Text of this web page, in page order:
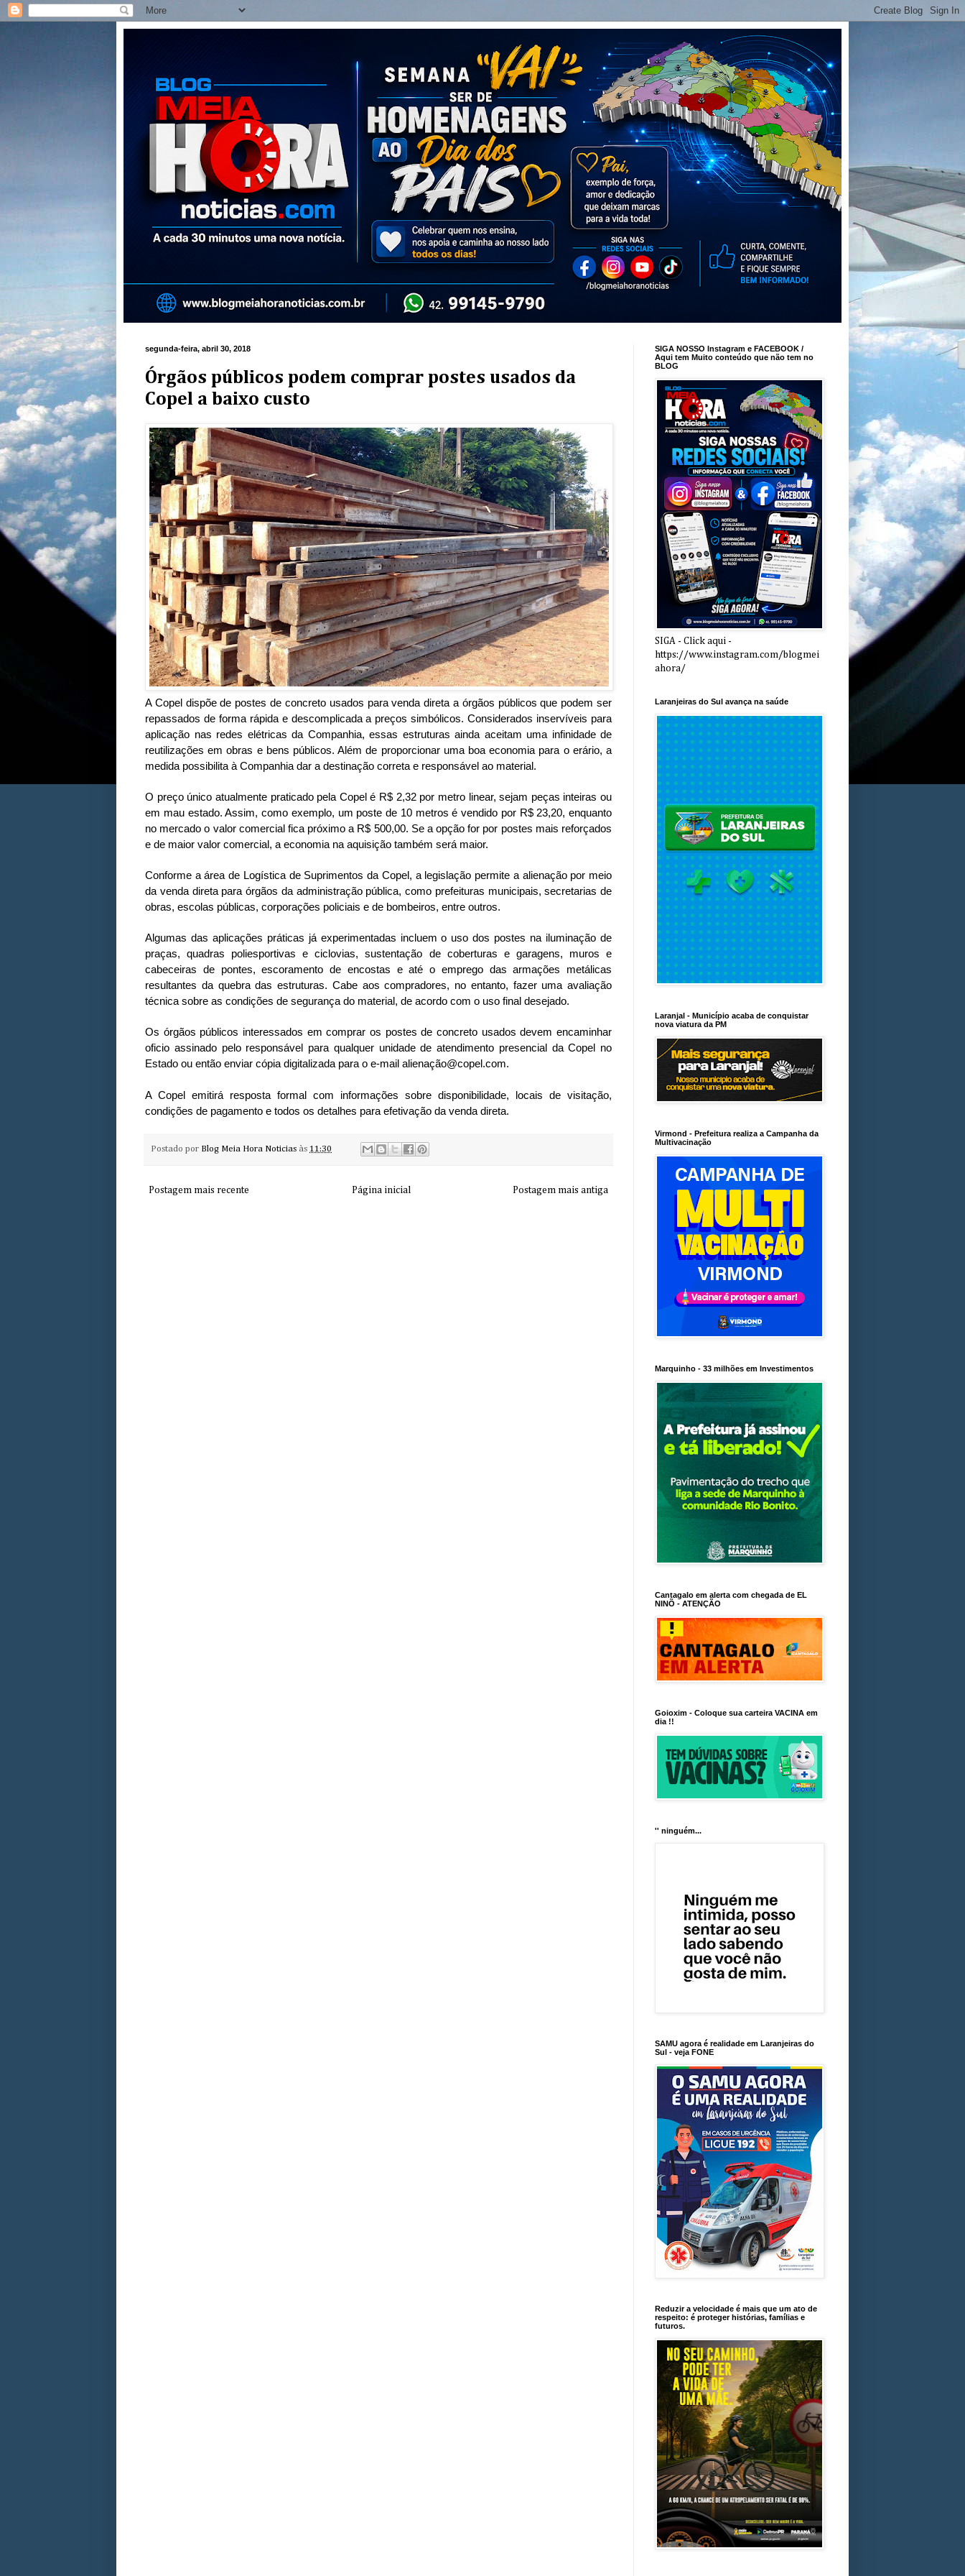
segunda-feira, abril 30, 2018
Órgãos públicos podem comprar postes usados da
Copel a baixo custo
A Copel dispõe de postes de concreto usados para venda direta a órgãos públicos que podem ser
repassados de forma rápida e descomplicada a preços simbólicos. Considerados inservíveis para
aplicação nas redes elétricas da Companhia, essas estruturas ainda aceitam uma infinidade de
reutilizações em obras e bens públicos. Além de proporcionar uma boa economia para o erário, a
medida possibilita à Companhia dar a destinação correta e responsável ao material.
O preço único atualmente praticado pela Copel é R$ 2,32 por metro linear, sejam peças inteiras ou
em mau estado. Assim, como exemplo, um poste de 10 metros é vendido por R$ 23,20, enquanto
no mercado o valor comercial fica próximo a R$ 500,00. Se a opção for por postes mais reforçados
e de maior valor comercial, a economia na aquisição também será maior.
Conforme a área de Logística de Suprimentos da Copel, a legislação permite a alienação por meio
da venda direta para órgãos da administração pública, como prefeituras municipais, secretarias de
obras, escolas públicas, corporações policiais e de bombeiros, entre outros.
Algumas das aplicações práticas já experimentadas incluem o uso dos postes na iluminação de
praças, quadras poliesportivas e ciclovias, sustentação de coberturas e garagens, muros e
cabeceiras de pontes, escoramento de encostas e até o emprego das armações metálicas
resultantes da quebra das estruturas. Cabe aos compradores, no entanto, fazer uma avaliação
técnica sobre as condições de segurança do material, de acordo com o uso final desejado.
Os órgãos públicos interessados em comprar os postes de concreto usados devem encaminhar
oficio assinado pelo responsável para qualquer unidade de atendimento presencial da Copel no
Estado ou então enviar cópia digitalizada para o e-mail alienação@copel.com.
A Copel emitirá resposta formal com informações sobre disponibilidade, locais de visitação,
condições de pagamento e todos os detalhes para efetivação da venda direta.
Postado por Blog Meia Hora Noticias às 11:30
Postagem mais recente Postagem mais antiga
Página inicial
SIGA NOSSO Instagram e FACEBOOK /
Aqui tem Muito conteúdo que não tem no
BLOG
SIGA - Click aqui -
https://www.instagram.com/blogmei
ahora/
Laranjeiras do Sul avança na saúde
Laranjal - Município acaba de conquistar
nova viatura da PM
Virmond - Prefeitura realiza a Campanha da
Multivacinação
Marquinho - 33 milhões em Investimentos
Cantagalo em alerta com chegada de EL
NINÕ - ATENÇÃO
Goioxim - Coloque sua carteira VACINA em
dia !!
'' ninguém...
SAMU agora é realidade em Laranjeiras do
Sul - veja FONE
Reduzir a velocidade é mais que um ato de
respeito: é proteger histórias, famílias e
futuros.